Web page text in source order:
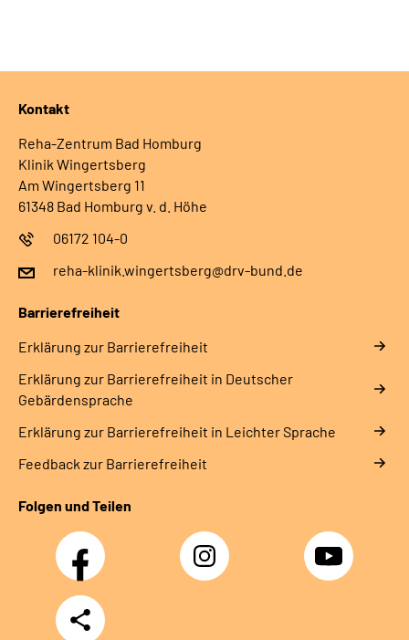
Kontakt
Reha-Zentrum Bad Homburg
Klinik Wingertsberg
Am Wingertsberg 11
61348 Bad Homburg v. d. Höhe
06172 104-0
reha-klinik.wingertsberg@drv-bund.de
Barrierefreiheit
Erklärung zur Barrierefreiheit
Erklärung zur Barrierefreiheit in Deutscher
Gebärdensprache
Erklärung zur Barrierefreiheit in Leichter Sprache
Feedback zur Barrierefreiheit
Folgen und Teilen
Facebook Instagram YouTube
Teilen